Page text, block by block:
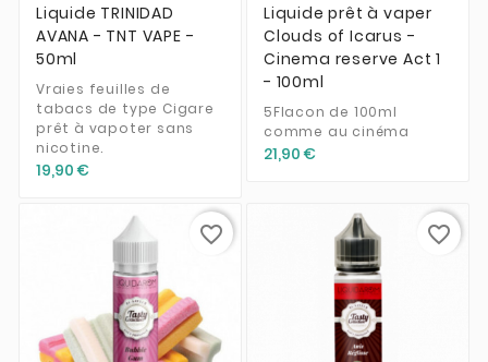
Liquide TRINIDAD
AVANA - TNT VAPE -
50ml
Vraies feuilles de
tabacs de type Cigare
prêt à vapoter sans
nicotine.
19,90 €
Liquide prêt à vaper
Clouds of Icarus -
Cinema reserve Act 1
- 100ml
5Flacon de 100ml
comme au cinéma
21,90 €
favorite_border favorite_border